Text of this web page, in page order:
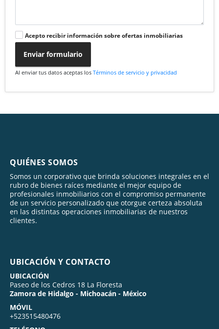
Acepto recibir información sobre ofertas inmobiliarias
Enviar formulario
Al enviar tus datos aceptas los Términos de servicio y privacidad
QUIÉNES SOMOS
Somos un corporativo que brinda soluciones integrales en el
rubro de bienes raíces mediante el mejor equipo de
profesionales inmobiliarios con el compromiso permanente
de un servicio personalizado que otorgue certeza absoluta
en las distintas operaciones inmobiliarias de nuestros
clientes.
UBICACIÓN Y CONTACTO
UBICACIÓN
Paseo de los Cedros 18 La Floresta
Zamora de Hidalgo - Michoacán - México
MÓVIL
+523515480476